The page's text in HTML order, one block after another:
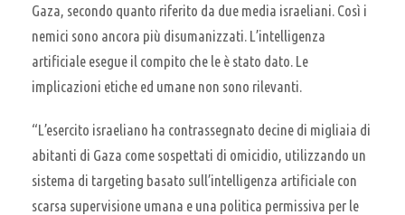
Gaza, secondo quanto riferito da due media israeliani. Così i
nemici sono ancora più disumanizzati. L’intelligenza
artificiale esegue il compito che le è stato dato. Le
implicazioni etiche ed umane non sono rilevanti.
“L’esercito israeliano ha contrassegnato decine di migliaia di
abitanti di Gaza come sospettati di omicidio, utilizzando un
sistema di targeting basato sull’intelligenza artificiale con
scarsa supervisione umana e una politica permissiva per le